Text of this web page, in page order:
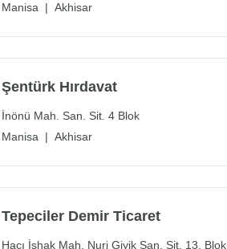
Manisa | Akhisar
Şentürk Hırdavat
İnönü Mah. San. Sit. 4 Blok
Manisa | Akhisar
Tepeciler Demir Ticaret
Hacı İshak Mah. Nuri Giyik San. Sit. 13. Blok